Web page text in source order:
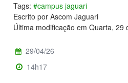
Tags: #campus jaguari
Escrito por Ascom Jaguari
Última modificação em Quarta, 29
29/04/26
14h17